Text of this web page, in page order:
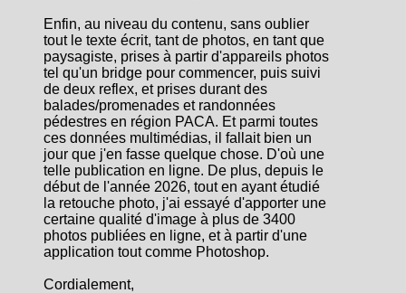
Enfin, au niveau du contenu, sans oublier
tout le texte écrit, tant de photos, en tant que
paysagiste, prises à partir d'appareils photos
tel qu'un bridge pour commencer, puis suivi
de deux reflex, et prises durant des
balades/promenades et randonnées
pédestres en région PACA. Et parmi toutes
ces données multimédias, il fallait bien un
jour que j'en fasse quelque chose. D'où une
telle publication en ligne. De plus, depuis le
début de l'année 2026, tout en ayant étudié
la retouche photo, j'ai essayé d'apporter une
certaine qualité d'image à plus de 3400
photos publiées en ligne, et à partir d'une
application tout comme Photoshop.
Cordialement,